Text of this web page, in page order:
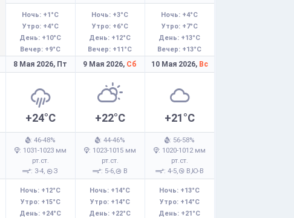
Ночь: +1°C
Утро: +4°C
День: +10°C
Вечер: +9°C
Ночь: +3°C
Утро: +6°C
День: +12°C
Вечер: +11°C
Ночь: +4°C
Утро: +7°C
День: +13°C
Вечер: +13°C
8 Мая 2026, Пт
+24°C
: 46-48%
: 1031-1023 мм
рт.ст.
: 3-4,
З
Ночь: +12°C
Утро: +15°C
День: +24°C
9 Мая 2026, Сб
+22°C
: 44-46%
: 1023-1015 мм
рт.ст.
: 5-6,
В
Ночь: +14°C
Утро: +14°C
День: +22°C
10 Мая 2026, Вс
+21°C
: 56-58%
: 1020-1012 мм
рт.ст.
: 4-5, В,Ю-В
Ночь: +13°C
Утро: +14°C
День: +21°C